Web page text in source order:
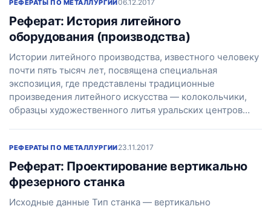
РЕФЕРАТЫ ПО МЕТАЛЛУРГИИ06.12.2017
Реферат: История литейного
оборудования (производства)
Истории литейного производства, известного человеку
почти пять тысяч лет, посвящена специальная
экспозиция, где представлены традиционные
произведения литейного искусства — колокольчики,
образцы художественного литья уральских центров…
РЕФЕРАТЫ ПО МЕТАЛЛУРГИИ23.11.2017
Реферат: Проектирование вертикально
фрезерного станка
Исходные данные Тип станка — вертикально